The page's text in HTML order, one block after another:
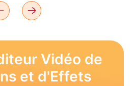
Vidéo de
et d'Effets